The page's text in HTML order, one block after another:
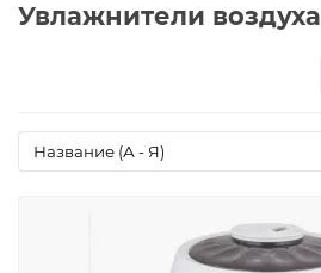
Увлажнители воздуха